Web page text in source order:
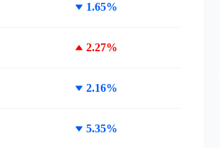
1.65%
2.27%
2.16%
5.35%